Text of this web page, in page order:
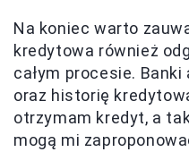
Na koniec warto
kredytowa również
całym procesie.
oraz historię
otrzymam kredyt, a
mogą mi